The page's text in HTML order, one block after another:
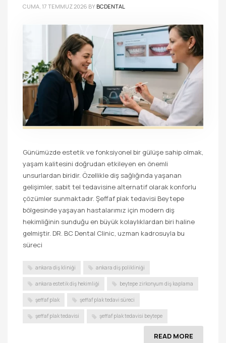
CUMA, 17 TEMMUZ 2026 BY BCDENTAL
Günümüzde estetik ve fonksiyonel bir gülüşe sahip olmak,
yaşam kalitesini doğrudan etkileyen en önemli
unsurlardan biridir. Özellikle diş sağlığında yaşanan
gelişimler, sabit tel tedavisine alternatif olarak konforlu
çözümler sunmaktadır. Şeffaf plak tedavisi Beytepe
bölgesinde yaşayan hastalarımız için modern diş
hekimliğinin sunduğu en büyük kolaylıklardan biri haline
gelmiştir. DR. BC Dental Clinic, uzman kadrosuyla bu
süreci
ankara diş kliniği ankara diş polikliniği
ankara estetik diş hekimliği beytepe zirkonyum diş kaplama
şeffaf plak şeffaf plak tedavi süreci
şeffaf plak tedavisi şeffaf plak tedavisi beytepe
READ MORE